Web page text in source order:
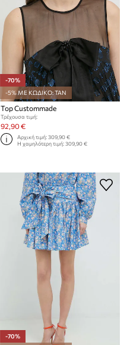
-70%
-5% ΜΕ ΚΩΔΙΚΟ: TAN
Top Custommade
Τρέχουσα τιμή:
92,90 €
Αρχική τιμή:309,90 €
Η χαμηλότερη τιμή:309,90 €
-70%